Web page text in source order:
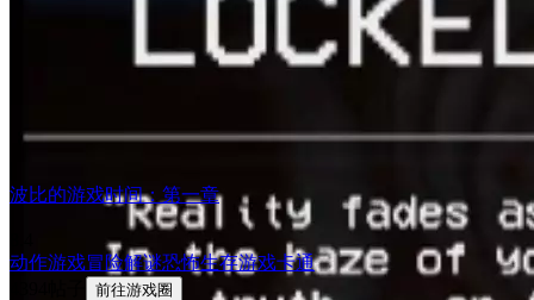
波比的游戏时间：第一章
动作游戏冒险解谜恐怖生存游戏卡通
前往游戏圈